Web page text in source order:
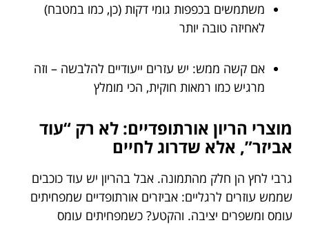
משתמשים בכפפות גומי דקות (כן, כמו במטבח)
לאחיזה טובה יותר
אם קשה ממש: יש עזרים ייעודיים להלבשה – וזה
מרגיש כמו רמאות חוקית, הכי מומלץ
מוצרי הריון אורתופדיים: לא רק “עוד
אביזר”, אלא שדרוג לחיים
גרבי לחץ הן חלק מהתמונה. אבל בהריון יש עוד כוכבים
שממש עוזרים לרגליים: אביזרים אורתופדיים שמפחיתים
עומס ומשפרים יציבה. והקטע? כשמפחיתים עומס